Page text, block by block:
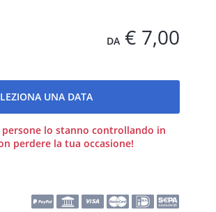
DA € 7,00
UNA DATA
lo stanno controllando in
perdere la tua occasione!